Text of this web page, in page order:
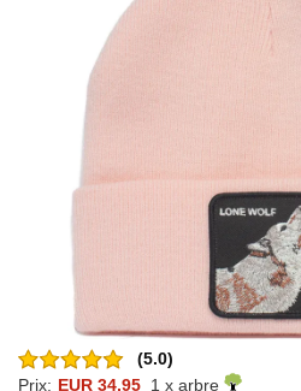
(5.0)
Prix: EUR 34,95 1 x arbre